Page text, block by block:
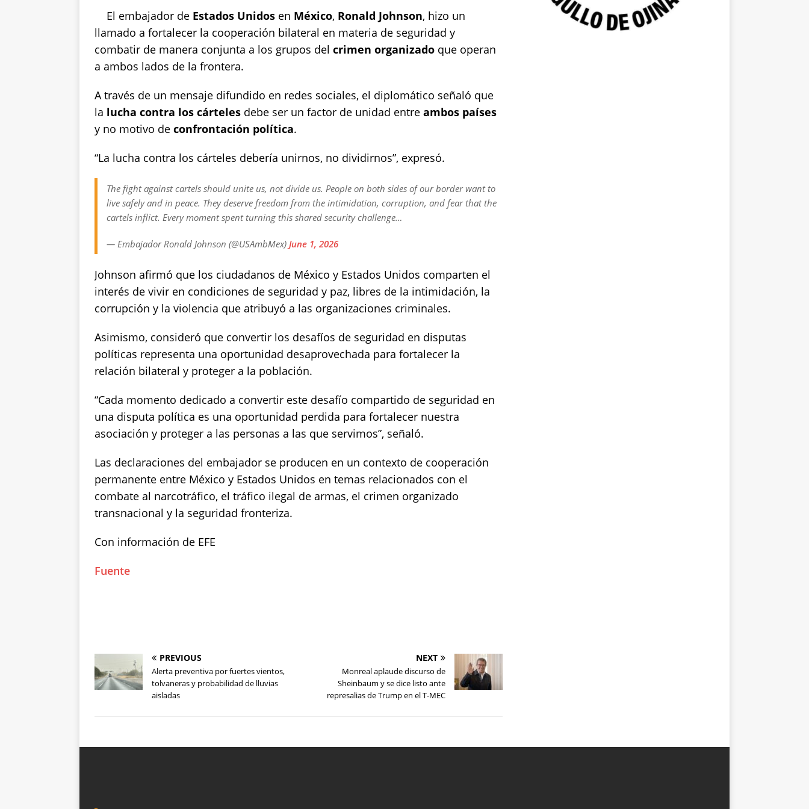
A
p
p
b
o
o
k
r Li
n
k
El embajador de Estados Unidos en México, Ronald Johnson, hizo un
llamado a fortalecer la cooperación bilateral en materia de seguridad y
combatir de manera conjunta a los grupos del crimen organizado que operan
a ambos lados de la frontera.
A través de un mensaje difundido en redes sociales, el diplomático señaló que
la lucha contra los cárteles debe ser un factor de unidad entre ambos países
y no motivo de confrontación política.
“La lucha contra los cárteles debería unirnos, no dividirnos”, expresó.
The fight against cartels should unite us, not divide us. People on both sides of our border want to
live safely and in peace. They deserve freedom from the intimidation, corruption, and fear that the
cartels inflict. Every moment spent turning this shared security challenge…
— Embajador Ronald Johnson (@USAmbMex) June 1, 2026
Johnson afirmó que los ciudadanos de México y Estados Unidos comparten el
interés de vivir en condiciones de seguridad y paz, libres de la intimidación, la
corrupción y la violencia que atribuyó a las organizaciones criminales.
Asimismo, consideró que convertir los desafíos de seguridad en disputas
políticas representa una oportunidad desaprovechada para fortalecer la
relación bilateral y proteger a la población.
“Cada momento dedicado a convertir este desafío compartido de seguridad en
una disputa política es una oportunidad perdida para fortalecer nuestra
asociación y proteger a las personas a las que servimos”, señaló.
Las declaraciones del embajador se producen en un contexto de cooperación
permanente entre México y Estados Unidos en temas relacionados con el
combate al narcotráfico, el tráfico ilegal de armas, el crimen organizado
transnacional y la seguridad fronteriza.
Con información de EFE
Fuente
PREVIOUS
Alerta preventiva por fuertes vientos,
tolvaneras y probabilidad de lluvias
aisladas
NEXT
Monreal aplaude discurso de
Sheinbaum y se dice listo ante
represalias de Trump en el T-MEC